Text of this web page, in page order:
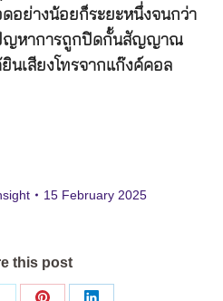
ดอย่างน้อยก็ระยะหนึ่งจนกว่า
ปัญหาการถูกปิดกั้นสัญญาณ
นเสียงโทรจากแก๊งค์คอล
15 February 2025
this post